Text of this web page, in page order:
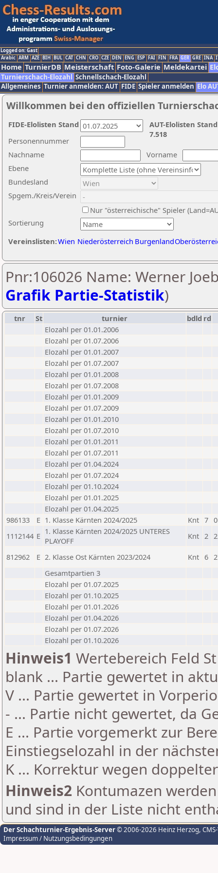
Logged on: Gast
Arabic ARM AZE BIH BUL CAT CHN CRO CZE DEN ENG ESP FAI FIN FRA GER GRE INA
Home TurnierDB Meisterschaft Foto-Galerie Meldekartei
Turnierschach-Elozahl Schnellschach-Elozahl
Allgemeines Turnier anmelden: AUT FIDE Spieler anmelden Elo
Willkommen bei den offiziellen
Nachname
Vorname
Ebene
Sortierung
Personennummer
Bundesland
Spgem./Kreis/Verein
Nur "österreichische" Spieler
Vereinslisten:Wien Niederösterreich Burgenland
AUT-Elolisten
7.518
FIDE-Elolisten Stand
Pnr:106026 Name: Werner
Grafik Partie-Statistik)
tnr St turnier bdld rd
Elozahl per 01.01.2006
Elozahl per 01.07.2006
Elozahl per 01.01.2007
Elozahl per 01.07.2007
Elozahl per 01.01.2008
Elozahl per 01.07.2008
Elozahl per 01.01.2009
Elozahl per 01.07.2009
Elozahl per 01.01.2010
Elozahl per 01.07.2010
Elozahl per 01.01.2011
Elozahl per 01.07.2011
Elozahl per 01.04.2024
Elozahl per 01.07.2024
Elozahl per 01.10.2024
Elozahl per 01.01.2025
Elozahl per 01.04.2025
986133
E 1. Klasse Kärnten 2024/2025 Knt 7
1112144 E 1. Klasse Kärnten 2024/2025 UNTERES
PLAYOFF
Knt 2
812962 E 2. Klasse Ost Kärnten 2023/2024 Knt 6
Gesamtpartien 3
Elozahl per 01.07.2025
Elozahl per 01.10.2025
Elozahl per 01.01.2026
Elozahl per 01.04.2026
Elozahl per 01.07.2026
Elozahl per 01.10.2026
Hinweis1 Wertebereich Feld
blank ... Partie gewertet in
V ... Partie gewertet in
- ... Partie nicht gewertet, da
E ... Partie vorgemerkt zur
Einstiegselozahl in der
K ... Korrektur wegen
Hinweis2 Kontumazen
und sind in der Liste nicht
Der Schachturnier-Ergebnis-Server© 2006-2026 Heinz Herzog,
Impressum / Nutzungsbedingungen